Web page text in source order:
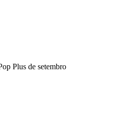
Plus de setembro